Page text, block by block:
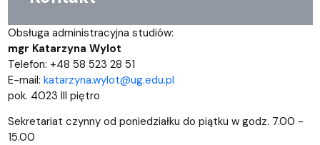
Obsługa administracyjna studiów:
mgr Katarzyna Wylot
Telefon: +48 58 523 28 51
E-mail: katarzyna.wylot@ug.edu.pl
pok. 4023 III piętro
Sekretariat czynny od poniedziałku do piątku w godz. 7.00 -
15.00